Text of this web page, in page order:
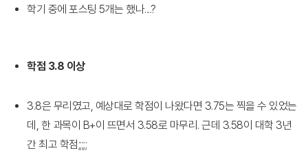
학기 중에 포스팅 5개는 했나....?
학점 3.8 이상
3.8은 무리였고, 예상대로 학점이 나왔다면 3.75는 찍을 수 있었는
데, 한 과목이 B+이 뜨면서 3.58로 마무리. 근데 3.58이 대학 3년
간 최고 학점;;;;;